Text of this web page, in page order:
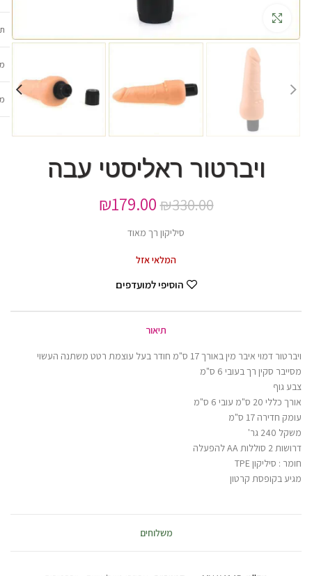
ויברטור ראליסטי עבה
₪330.00
₪179.00
סיליקון רך מאוד
המלאי אזל
הוסיפי למועדפים
תיאור
ויברטור דמוי איבר מין באורך 17 ס"מ חודר בעל עוצמת רטט משתנה העשוי
מסייבר סקין רך בעובי 6 ס"מ
צבע גוף
אורך כללי 20 ס"מ עובי 6 ס"מ
עומק חדירה 17 ס"מ
משקל 240 גר'
דרושות 2 סוללות AA להפעלה
חומר : סיליקון TPE
מגיע בקופסת קרטון
משלוחים